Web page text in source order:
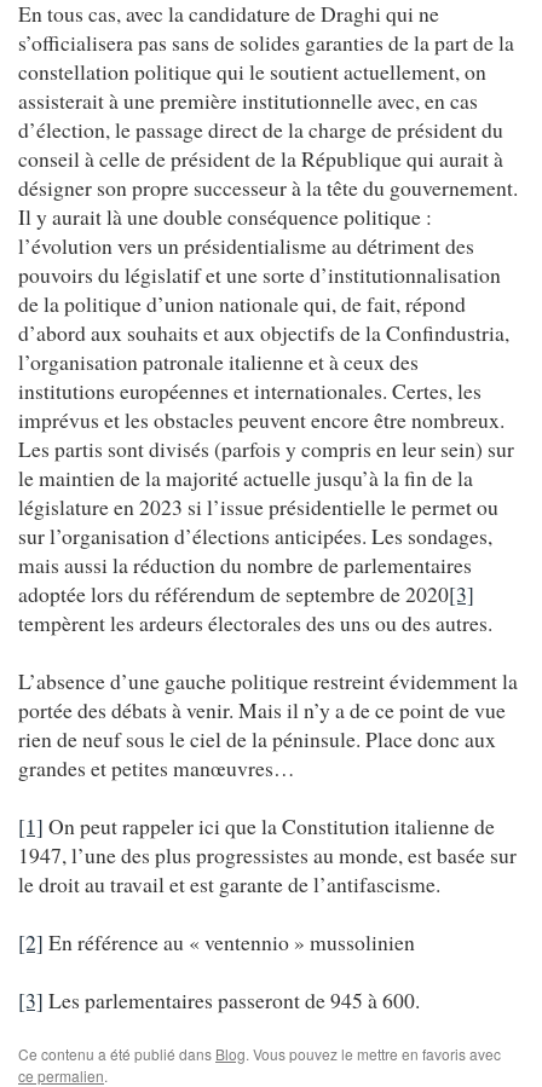
En tous cas, avec la candidature de Draghi qui ne
s’officialisera pas sans de solides garanties de la part de la
constellation politique qui le soutient actuellement, on
assisterait à une première institutionnelle avec, en cas
d’élection, le passage direct de la charge de président du
conseil à celle de président de la République qui aurait à
désigner son propre successeur à la tête du gouvernement.
Il y aurait là une double conséquence politique :
l’évolution vers un présidentialisme au détriment des
pouvoirs du législatif et une sorte d’institutionnalisation
de la politique d’union nationale qui, de fait, répond
d’abord aux souhaits et aux objectifs de la Confindustria,
l’organisation patronale italienne et à ceux des
institutions européennes et internationales. Certes, les
imprévus et les obstacles peuvent encore être nombreux.
Les partis sont divisés (parfois y compris en leur sein) sur
le maintien de la majorité actuelle jusqu’à la fin de la
législature en 2023 si l’issue présidentielle le permet ou
sur l’organisation d’élections anticipées. Les sondages,
mais aussi la réduction du nombre de parlementaires
adoptée lors du référendum de septembre de 2020[3]
tempèrent les ardeurs électorales des uns ou des autres.
L’absence d’une gauche politique restreint évidemment la
portée des débats à venir. Mais il n’y a de ce point de vue
rien de neuf sous le ciel de la péninsule. Place donc aux
grandes et petites manœuvres…
[1] On peut rappeler ici que la Constitution italienne de
1947, l’une des plus progressistes au monde, est basée sur
le droit au travail et est garante de l’antifascisme.
[2] En référence au « ventennio » mussolinien
[3] Les parlementaires passeront de 945 à 600.
Ce contenu a été publié dans Blog. Vous pouvez le mettre en favoris avec
ce permalien.